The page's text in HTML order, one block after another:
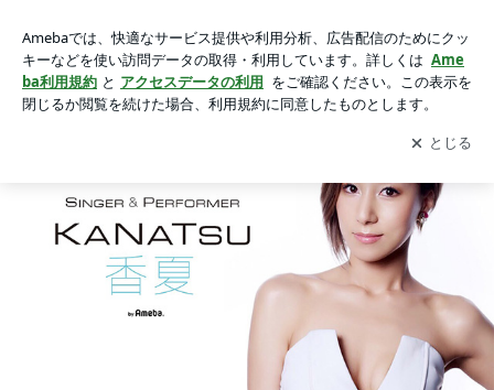
アプリをダウンロードして ブログの更新通知
を受け取りまし
ょう。
開く